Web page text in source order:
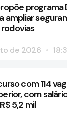
programa
ampliar
rodovias
de 2026
com 114
com
R$ 5,2 mil